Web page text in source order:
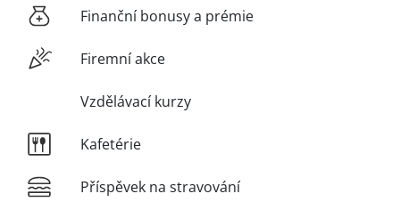
Finanční bonusy a prémie
Firemní akce
Vzdělávací kurzy
Kafetérie
Příspěvek na stravování